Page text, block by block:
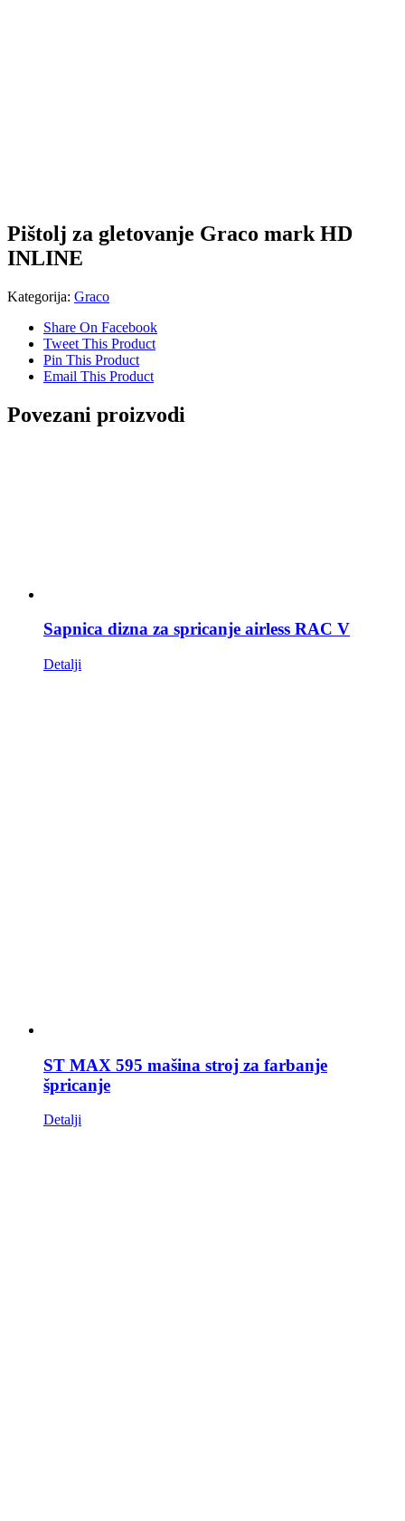
Pištolj za gletovanje Graco mark HD
INLINE
Kategorija: Graco
Share On Facebook
Tweet This Product
Pin This Product
Email This Product
Povezani proizvodi
Sapnica dizna za spricanje airless RAC V
Detalji
ST MAX 595 mašina stroj za farbanje
špricanje
Detalji